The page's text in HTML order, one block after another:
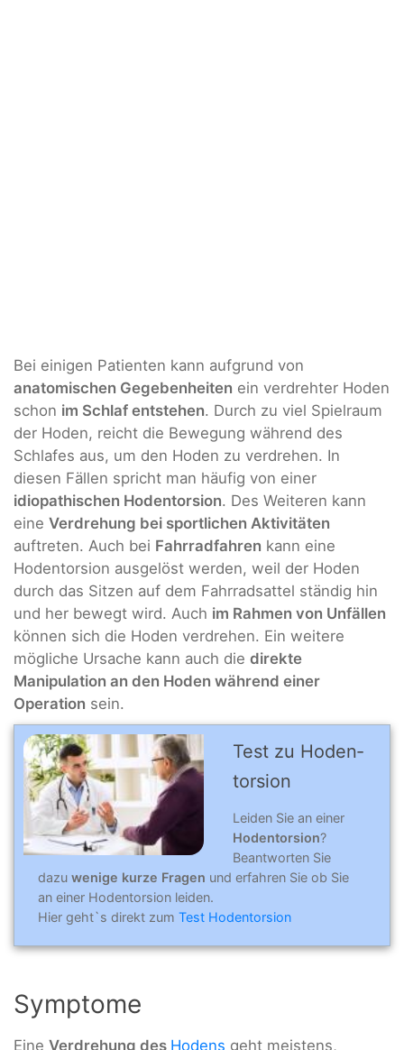
Bei einigen Patienten kann aufgrund von
anatomischen Gegebenheiten ein verdrehter Hoden
schon im Schlaf entstehen. Durch zu viel Spielraum
der Hoden, reicht die Bewegung während des
Schlafes aus, um den Hoden zu verdrehen. In
diesen Fällen spricht man häufig von einer
idiopathischen Hodentorsion. Des Weiteren kann
eine Verdrehung bei sportlichen Aktivitäten
auftreten. Auch bei Fahrradfahren kann eine
Hodentorsion ausgelöst werden, weil der Hoden
durch das Sitzen auf dem Fahrradsattel ständig hin
und her bewegt wird. Auch im Rahmen von Unfällen
können sich die Hoden verdrehen. Ein weitere
mögliche Ursache kann auch die direkte
Manipulation an den Hoden während einer
Operation sein.
Test zu Hoden­
tor­sion
Leiden Sie an einer
Hodentorsion?
Beantworten Sie
dazu wenige kurze Fragen und erfahren Sie ob Sie
an einer Hodentorsion leiden.
Hier geht`s direkt zum Test Hodentorsion
Symptome
Eine Verdrehung des Hodens geht meistens,